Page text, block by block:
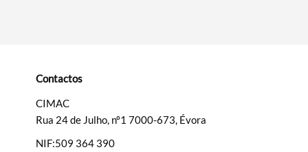
Categorias gerais
Contactos
CIMAC
Rua 24 de Julho, nº1 7000-673, Évora
NIF:509 364 390